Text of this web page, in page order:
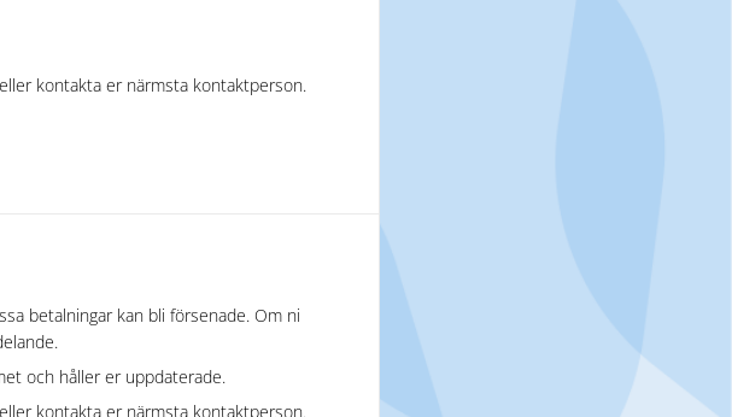
kontakta er närmsta kontaktperson.
betalningar kan bli försenade. Om ni
och håller er uppdaterade.
kontakta er närmsta kontaktperson.